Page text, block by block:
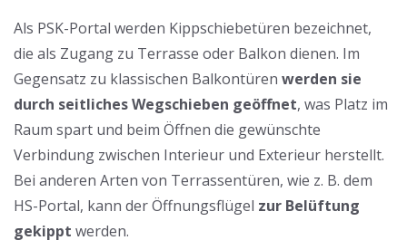
Als PSK-Portal werden Kippschiebetüren bezeichnet,
die als Zugang zu Terrasse oder Balkon dienen. Im
Gegensatz zu klassischen Balkontüren werden sie
durch seitliches Wegschieben geöffnet, was Platz im
Raum spart und beim Öffnen die gewünschte
Verbindung zwischen Interieur und Exterieur herstellt.
Bei anderen Arten von Terrassentüren, wie z. B. dem
HS-Portal, kann der Öffnungsflügel zur Belüftung
gekippt werden.